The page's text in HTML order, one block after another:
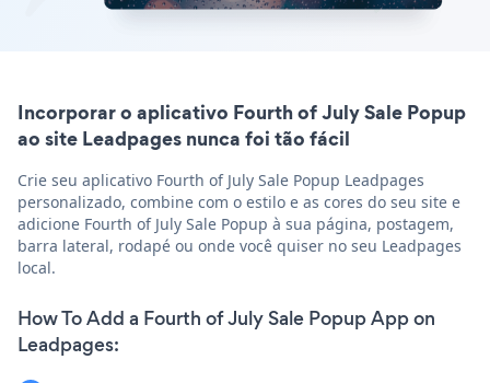
Incorporar o aplicativo Fourth of July Sale Popup
ao site Leadpages nunca foi tão fácil
Crie seu aplicativo Fourth of July Sale Popup Leadpages
personalizado, combine com o estilo e as cores do seu site e
adicione Fourth of July Sale Popup à sua página, postagem,
barra lateral, rodapé ou onde você quiser no seu Leadpages
local.
How To Add a Fourth of July Sale Popup App on
Leadpages: